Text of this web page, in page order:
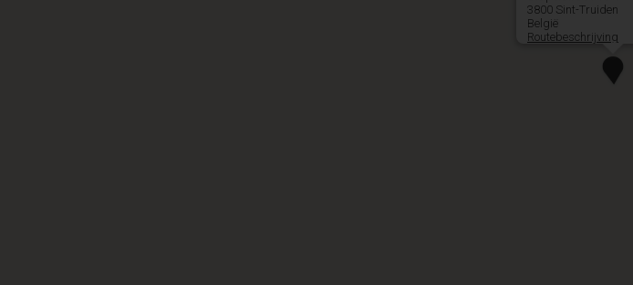
3800 Sint-Truiden
België
Routebeschrijving